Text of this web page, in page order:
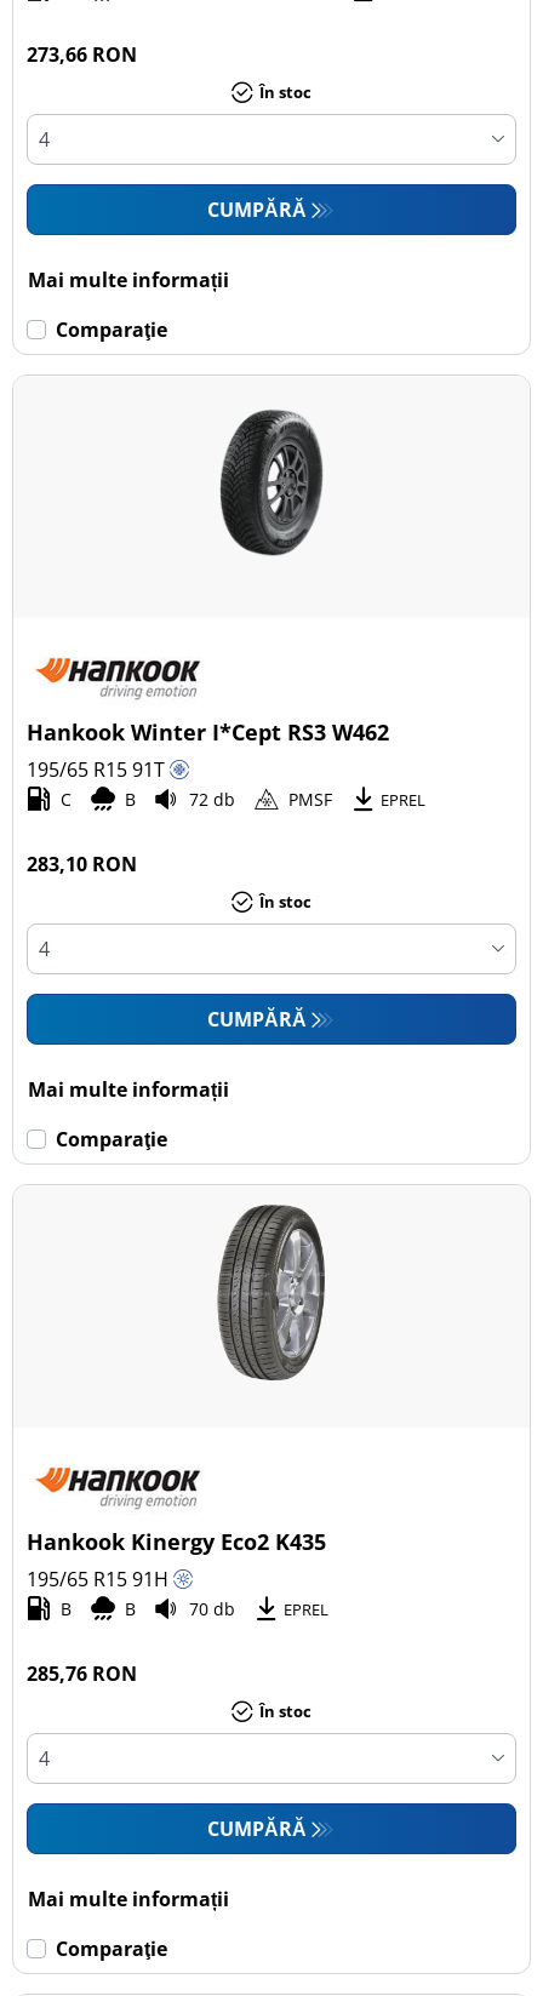
273,66 RON
În stoc
CUMPĂRĂ
Mai multe informații
Comparaţie
Hankook Winter I*Cept RS3 W462
195/65 R1591T
C B 72 db PMSF EPREL
283,10 RON
În stoc
CUMPĂRĂ
Mai multe informații
Comparaţie
Hankook Kinergy Eco2 K435
195/65 R1591H
B B 70 db EPREL
285,76 RON
În stoc
CUMPĂRĂ
Mai multe informații
Comparaţie